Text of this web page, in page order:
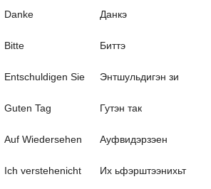
Danke Данкэ
Bitte Биттэ
Entschuldigen Sie Энтшульдигэн зи
Guten Tag Гутэн так
Auf Wiedersehen Ауфвидэрзэен
Ich verstehenicht Их ьфэрштээнихьт